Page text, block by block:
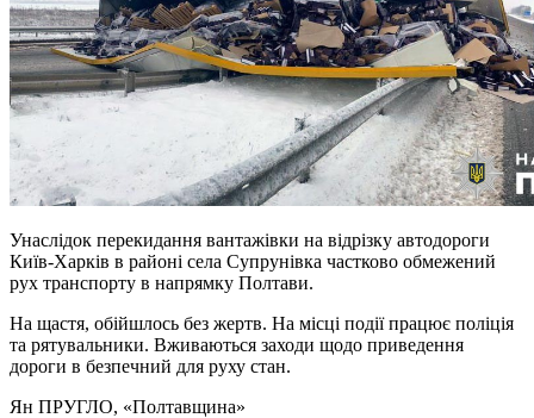
Унаслідок перекидання вантажівки на відрізку автодороги
Київ-Харків в районі села Супрунівка частково обмежений
рух транспорту в напрямку Полтави.
На щастя, обійшлось без жертв. На місці події працює поліція
та рятувальники. Вживаються заходи щодо приведення
дороги в безпечний для руху стан.
Ян ПРУГЛО, «Полтавщина»